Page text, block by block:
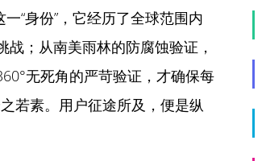
“身份”，它经历了全球范围内
；从南美雨林的防腐蚀验证，
无死角的严苛验证，才确保每
若素。用户征途所及，便是纵